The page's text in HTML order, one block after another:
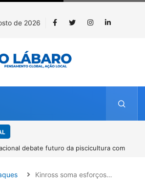
de 2026
debate futuro da piscicultura com
Kinross soma esforços…